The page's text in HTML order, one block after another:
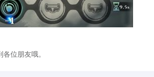
位朋友哦。